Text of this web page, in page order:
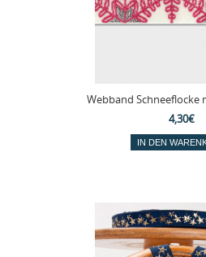
Webband
4,30€